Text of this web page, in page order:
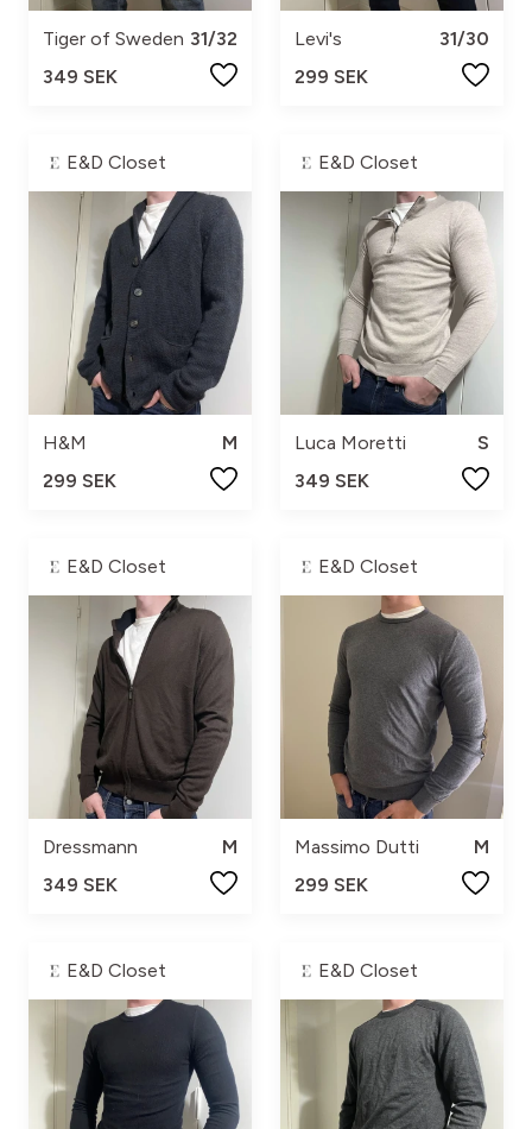
Tiger of Sweden 31/32
349 SEK
Levi's
31/30
299 SEK
E&D Closet
H&M
M
299 SEK
E&D Closet
Luca Moretti
S
349 SEK
E&D Closet
Dressmann
M
349 SEK
E&D Closet
Massimo Dutti
M
299 SEK
E&D Closet E&D Closet